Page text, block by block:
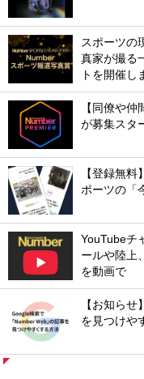
スポーツの
真家が撮る
トを開催し
【同僚や
が募集スタ
【登録無
ポーツの「
YouTubeチ
ールや陸上
を動画で
【お知ら
を見つけや